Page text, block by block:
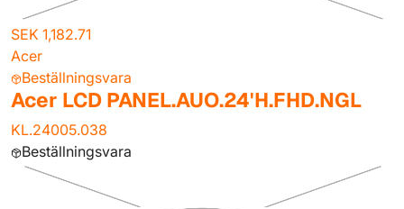
SEK 1,182.71
Acer
Beställningsvara
Acer LCD PANEL.AUO.24'H.FHD.NGL
KL.24005.038
Beställningsvara